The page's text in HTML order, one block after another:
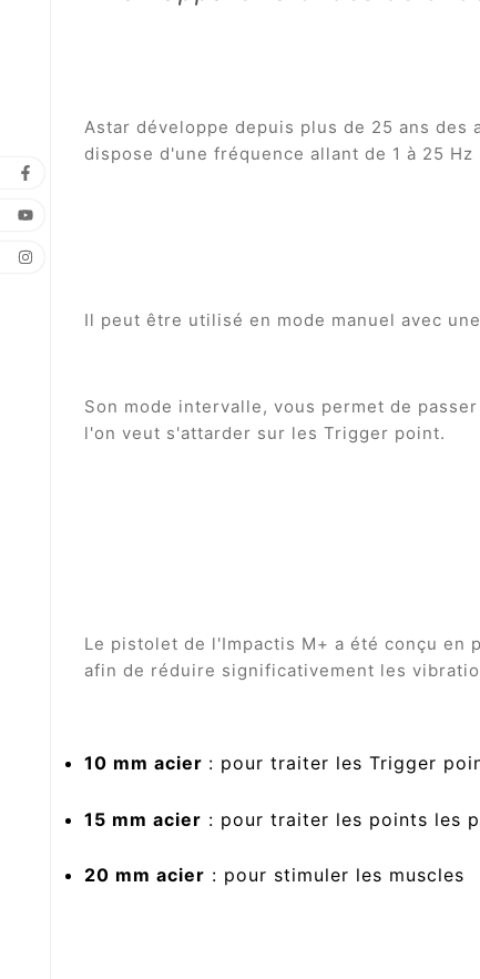
Astar développe depuis plus de 25 ans
dispose d'une fréquence allant de 1 à 25
Il peut être utilisé en mode manuel avec
Son mode intervalle, vous permet de
l'on veut s'attarder sur les Trigger point.
Le pistolet de l'Impactis M+ a été conçu en
afin de réduire significativement les
10 mm acier : pour traiter les Trigger
15 mm acier : pour traiter les points les
20 mm acier : pour stimuler les muscles